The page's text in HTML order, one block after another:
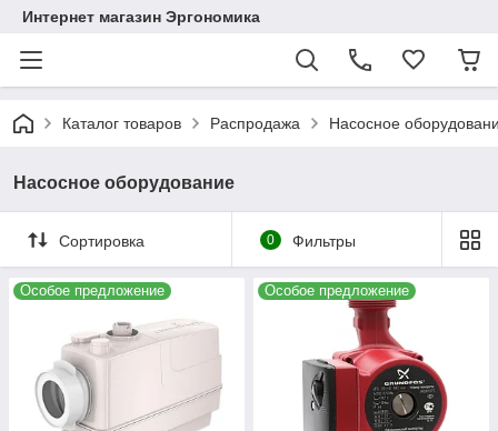
Интернет магазин Эргономика
Каталог товаров Распродажа Насосное
Насосное оборудование
Сортировка 0 Фильтры
Особое предложение Особое предложение